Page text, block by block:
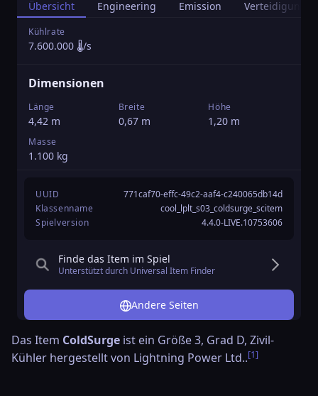
Übersicht Engineering Emission Verteidigung
Kühlrate
7.600.000 🌡️/s
Dimensionen
Länge
4,42 m
Breite
0,67 m
Höhe
1,20 m
Masse
1.100 kg
UUID
771caf70-effc-49c2-aaf4-c240065db14d
Klassenname
cool_lplt_s03_coldsurge_scitem
Spielversion
4.4.0-LIVE.10753606
Finde das Item im Spiel
Unterstützt durch Universal Item Finder
Andere Seiten
Das Item ColdSurge ist ein Größe 3, Grad D, Zivil-
Kühler hergestellt von Lightning Power Ltd..[1]